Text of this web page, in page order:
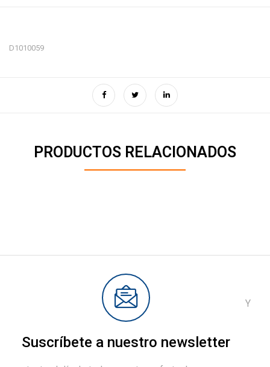
D1010059
PRODUCTOS RELACIONADOS
Suscríbete a nuestro newsletter
Y